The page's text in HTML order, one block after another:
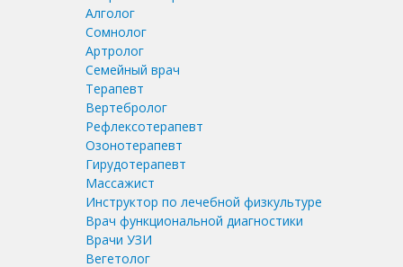
Алголог
Сомнолог
Артролог
Семейный врач
Терапевт
Вертебролог
Рефлексотерапевт
Озонотерапевт
Гирудотерапевт
Массажист
Инструктор по лечебной физкультуре
Врач функциональной диагностики
Врачи УЗИ
Вегетолог